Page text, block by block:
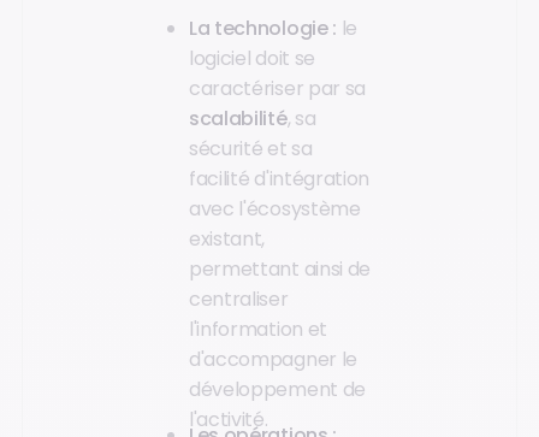
La technologie : le
logiciel doit se
caractériser par sa
scalabilité, sa
sécurité et sa
facilité d'intégration
avec l'écosystème
existant,
permettant ainsi de
centraliser
l'information et
d'accompagner le
développement de
l'activité.